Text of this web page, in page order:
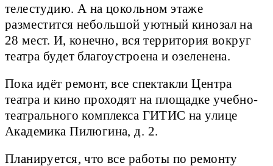
телестудию. А на цокольном этаже
разместится небольшой уютный кинозал на
28 мест. И, конечно, вся территория вокруг
театра будет благоустроена и озеленена.
Пока идёт ремонт, все спектакли Центра
театра и кино проходят на площадке учебно-
театрального комплекса ГИТИС на улице
Академика Пилюгина, д. 2.
Планируется, что все работы по ремонту